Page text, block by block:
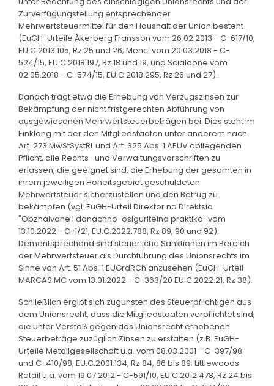
Zurverfügungstellung entsprechender
Mehrwertsteuermittel für den Haushalt der Union besteht
(EuGH-Urteile Åkerberg Fransson vom 26.02.2013 - C-617/10,
EU:C:2013:105, Rz 25 und 26; Menci vom 20.03.2018 - C-
524/15, EU:C:2018:197, Rz 18 und 19, und Scialdone vom
02.05.2018 - C-574/15, EU:C:2018:295, Rz 26 und 27).
Danach trägt etwa die Erhebung von Verzugszinsen zur
Bekämpfung der nicht fristgerechten Abführung von
ausgewiesenen Mehrwertsteuerbeträgen bei. Dies steht im
Einklang mit der den Mitgliedstaaten unter anderem nach
Art. 273 MwStSystRL und Art. 325 Abs. 1 AEUV obliegenden
Pflicht, alle Rechts- und Verwaltungsvorschriften zu
erlassen, die geeignet sind, die Erhebung der gesamten in
ihrem jeweiligen Hoheitsgebiet geschuldeten
Mehrwertsteuer sicherzustellen und den Betrug zu
bekämpfen (vgl. EuGH-Urteil Direktor na Direktsia
"Obzhalvane i danachno-osiguritelna praktika" vom
13.10.2022 - C-1/21, EU:C:2022:788, Rz 89, 90 und 92).
Dementsprechend sind steuerliche Sanktionen im Bereich
der Mehrwertsteuer als Durchführung des Unionsrechts im
Sinne von Art. 51 Abs. 1 EUGrdRCh anzusehen (EuGH-Urteil
MARCAS MC vom 13.01.2022 - C-363/20 EU:C:2022:21, Rz 38).
Schließlich ergibt sich zugunsten des Steuerpflichtigen aus
dem Unionsrecht, dass die Mitgliedstaaten verpflichtet sind,
die unter Verstoß gegen das Unionsrecht erhobenen
Steuerbeträge zuzüglich Zinsen zu erstatten (z.B. EuGH-
Urteile Metallgesellschaft u.a. vom 08.03.2001 - C-397/98
und C-410/98, EU:C:2001:134, Rz 84, 86 bis 89; Littlewoods
Retail u.a. vom 19.07.2012 - C-591/10, EU:C:2012:478, Rz 24 bis